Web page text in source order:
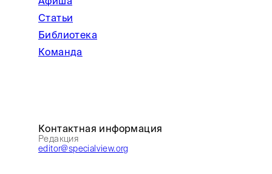
Статьи
Библиотека
Команда
Контактная информация
Редакция
editor@specialview.org